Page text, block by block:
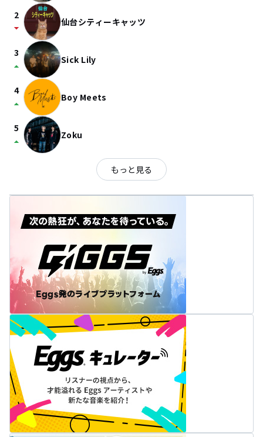
2
arrow_drop_down 仙台シティーキャッツ
3
arrow_drop_up Sick Lily
4
arrow_drop_up Boy Meets
5
arrow_drop_up Zoku
もっと見る